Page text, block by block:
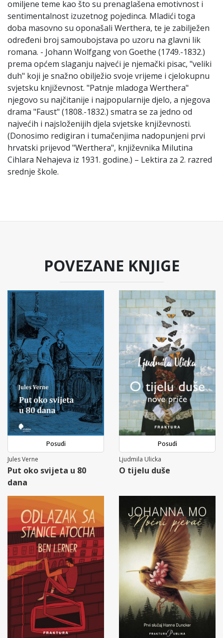
omiljene teme kao što su prenaglašena emotivnost i
sentimentalnost izuzetnog pojedinca. Mladići toga
doba masovno su oponašali Werthera, te je zabilježen
određeni broj samoubojstava po uzoru na glavni lik
romana. - Johann Wolfgang von Goethe (1749.-1832.)
prema općem slaganju najveći je njemački pisac, "veliki
duh" koji je snažno obilježio svoje vrijeme i cjelokupnu
svjetsku književnost. "Patnje mladoga Werthera"
njegovo su najčitanije i najpopularnije djelo, a njegova
drama "Faust" (1808.-1832.) smatra se za jedno od
najvećih i najsloženijih djela svjetske književnosti.
(Donosimo redigiran i tumačenjima nadopunjeni prvi
hrvatski prijevod "Werthera", književnika Milutina
Cihlara Nehajeva iz 1931. godine.) – Lektira za 2. razred
srednje škole.
POVEZANE KNJIGE
Posudi
Jules Verne
Put oko svijeta u 80
dana
Posudi
Ljudmila Ulicka
O tijelu duše